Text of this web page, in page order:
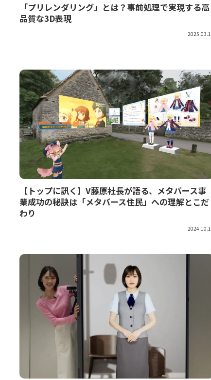
「プリレンダリング」とは？事前処理で実現する高
品質な3D表現
【トップに訊く】V藤原社長が語る、メタバース事
業成功の秘訣は「メタバース住民」への理解とこだ
わり